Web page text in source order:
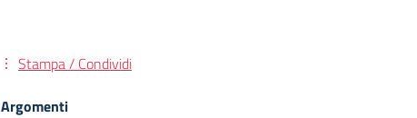
Stampa / Condividi
Argomenti